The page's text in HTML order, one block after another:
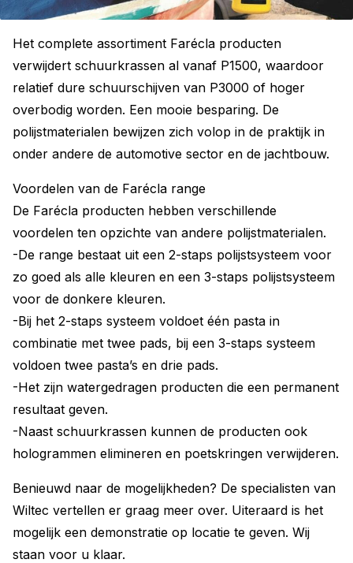
Het complete assortiment Farécla producten
verwijdert schuurkrassen al vanaf P1500, waardoor
relatief dure schuurschijven van P3000 of hoger
overbodig worden. Een mooie besparing. De
polijstmaterialen bewijzen zich volop in de praktijk in
onder andere de automotive sector en de jachtbouw.
Voordelen van de Farécla range
De Farécla producten hebben verschillende
voordelen ten opzichte van andere polijstmaterialen.
-De range bestaat uit een 2-staps polijstsysteem voor
zo goed als alle kleuren en een 3-staps polijstsysteem
voor de donkere kleuren.
-Bij het 2-staps systeem voldoet één pasta in
combinatie met twee pads, bij een 3-staps systeem
voldoen twee pasta’s en drie pads.
-Het zijn watergedragen producten die een permanent
resultaat geven.
-Naast schuurkrassen kunnen de producten ook
hologrammen elimineren en poetskringen verwijderen.
Benieuwd naar de mogelijkheden? De specialisten van
Wiltec vertellen er graag meer over. Uiteraard is het
mogelijk een demonstratie op locatie te geven. Wij
staan voor u klaar.